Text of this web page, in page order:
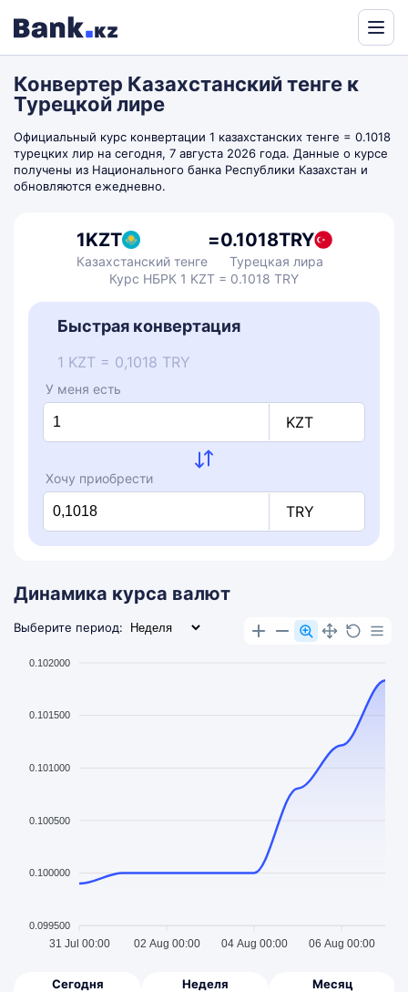
by
Translate
Конвертер Казахстанский тенге к
Турецкой лире
Официальный курс конвертации 1 казахстанских тенге = 0.1018
турецких лир на сегодня, 7 августа 2026 года. Данные о курсе
получены из Национального банка Республики Казахстан и
обновляются ежедневно.
1KZT
Казахстанский тенге
=0.1018TRY
Турецкая лира
Курс НБРК 1 KZT = 0.1018 TRY
Быстрая конвертация
1 KZT = 0,1018 TRY
У меня есть
KZT
Хочу приобрести
TRY
Динамика курса валют
Выберите период:
0.102000
0.101500
0.101000
0.100500
0.100000
0.099500
31 Jul 00:00 02 Aug 00:00 04 Aug 00:00 06 Aug 00:00
Сегодня
Неделя
Месяц